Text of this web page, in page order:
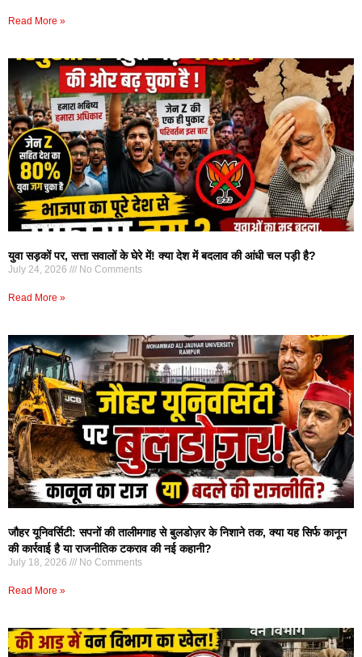
Read More »
युवा सड़कों पर, सत्ता सवालों के घेरे में! क्या देश में बदलाव की आंधी चल पड़ी है?
July 24, 2026 No Comments
Read More »
जौहर यूनिवर्सिटी: सपनों की तालीमगाह से बुलडोज़र के निशाने तक, क्या यह सिर्फ कानून
की कार्रवाई है या राजनीतिक टकराव की नई कहानी?
July 18, 2026 No Comments
Read More »